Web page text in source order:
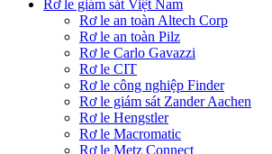
Rơ le giám sát Việt Nam
Rơ le an toàn Altech Corp
Rơ le an toàn Pilz
Rơ le Carlo Gavazzi
Rơ le CIT
Rơ le công nghiệp Finder
Rơ le giám sát Zander Aachen
Rơ le Hengstler
Rơ le Macromatic
Rơ le Metz Connect